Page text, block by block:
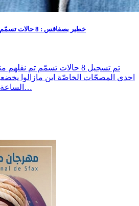
خطير بصفاقس : 8 حالات تسمّم جرّاء تناول اكلة خفيفة بباب بحر
تم تسجيل 8 حالات تسمّم تم
احدى المصحّات الخاصّة اين مازالوا
الساعة وبسرعة تدخّلت فرقة من…